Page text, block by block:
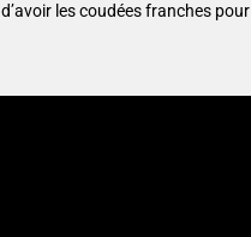
les coudées franches pour